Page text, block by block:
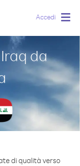
Accedi
da
di qualità verso